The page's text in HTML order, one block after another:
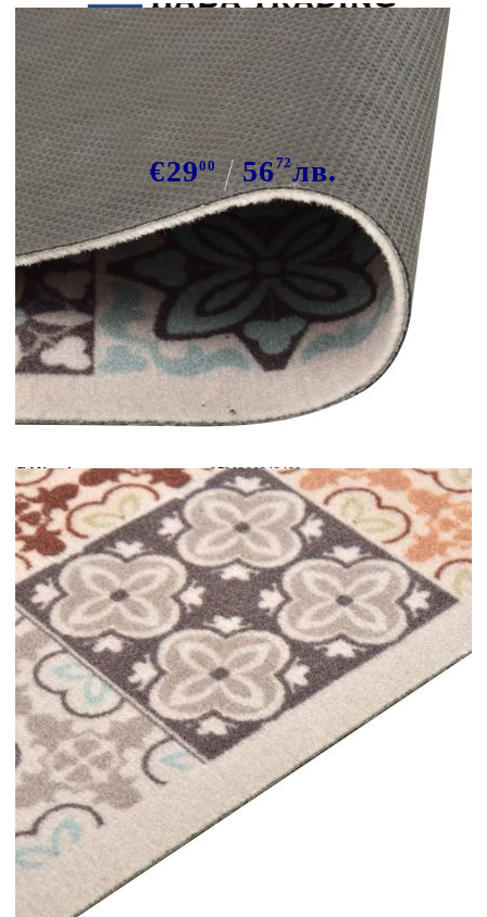
Кухненско килимче, перимо,
цветна мозайка, 45x150 см
€2900 5672лв.
Време за доставка: 5 до 9 дни
Безплатна доставка до адрес при плащане по банков път
EAN code:
8720286242490
Общо тегло:
1180 г/м²
Обща височина:
5 мм
Модел:
Принт цветна мозайка
Височина на стръкчетата:
4 мм
Материал на повърхността:
100% полиамид
Материал на задната част:
Латекс
Плътност на сноповете:
205000 г/м²
Купи на изплащане
Credit calculator
Кухненско килимче, перимо, цветна мозайка, 45x150
см
Please select credit institution
Цена на продукта:
€29.00
Extraction of information from credit institutions
Предоставената таблица е с информационна цел.
Добавете продукта в количката си с бутона "Добави в
количката" и при поръчка ще можете да изберете броя
вноски на кредита.